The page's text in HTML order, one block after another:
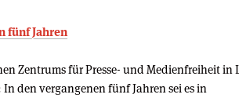
fünf Jahren
Zentrums für Presse- und Medienfreiheit in
den vergangenen fünf Jahren sei es in